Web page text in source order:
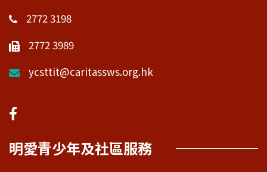
2772 3198
2772 3989
ycsttit@caritassws.org.hk
明愛青少年及社區服務